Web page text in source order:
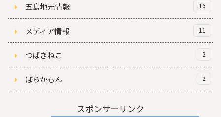
五島地元情報 16
メディア情報 11
つばきねこ 2
ばらかもん 2
スポンサーリンク